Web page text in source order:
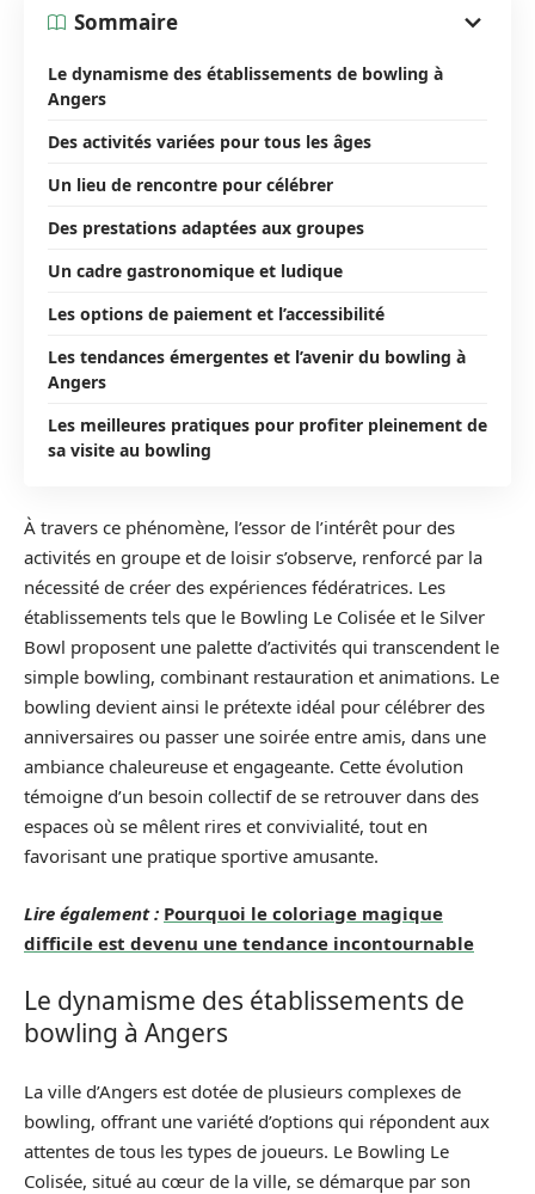
Sommaire
Le dynamisme des établissements de bowling à
Angers
Des activités variées pour tous les âges
Un lieu de rencontre pour célébrer
Des prestations adaptées aux groupes
Un cadre gastronomique et ludique
Les options de paiement et l’accessibilité
Les tendances émergentes et l’avenir du bowling à
Angers
Les meilleures pratiques pour profiter pleinement de
sa visite au bowling
À travers ce phénomène, l’essor de l’intérêt pour des
activités en groupe et de loisir s’observe, renforcé par la
nécessité de créer des expériences fédératrices. Les
établissements tels que le Bowling Le Colisée et le Silver
Bowl proposent une palette d’activités qui transcendent le
simple bowling, combinant restauration et animations. Le
bowling devient ainsi le prétexte idéal pour célébrer des
anniversaires ou passer une soirée entre amis, dans une
ambiance chaleureuse et engageante. Cette évolution
témoigne d’un besoin collectif de se retrouver dans des
espaces où se mêlent rires et convivialité, tout en
favorisant une pratique sportive amusante.
Lire également : Pourquoi le coloriage magique
difficile est devenu une tendance incontournable
Le dynamisme des établissements de
bowling à Angers
La ville d’Angers est dotée de plusieurs complexes de
bowling, offrant une variété d’options qui répondent aux
attentes de tous les types de joueurs. Le Bowling Le
Colisée, situé au cœur de la ville, se démarque par son